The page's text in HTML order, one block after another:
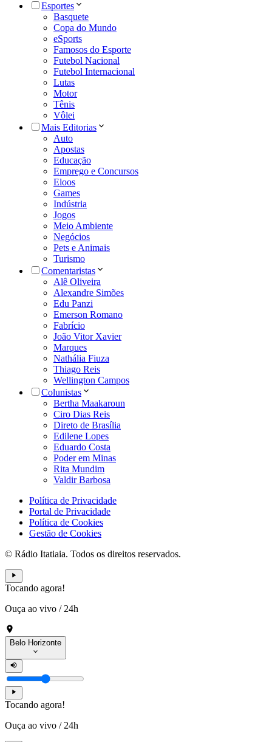
Esportes
Basquete
Copa do Mundo
eSports
Famosos do Esporte
Futebol Nacional
Futebol Internacional
Lutas
Motor
Tênis
Vôlei
Mais Editorias
Auto
Apostas
Educação
Emprego e Concursos
Eloos
Games
Indústria
Jogos
Meio Ambiente
Negócios
Pets e Animais
Turismo
Comentaristas
Alê Oliveira
Alexandre Simões
Edu Panzi
Emerson Romano
Fabrício
João Vitor Xavier
Marques
Nathália Fiuza
Thiago Reis
Wellington Campos
Colunistas
Bertha Maakaroun
Ciro Dias Reis
Direto de Brasília
Edilene Lopes
Eduardo Costa
Poder em Minas
Rita Mundim
Valdir Barbosa
Política de Privacidade
Portal de Privacidade
Política de Cookies
Gestão de Cookies
© Rádio Itatiaia. Todos os direitos reservados.
Tocando agora!
Ouça ao vivo / 24h
Belo Horizonte
Tocando agora!
Ouça ao vivo / 24h